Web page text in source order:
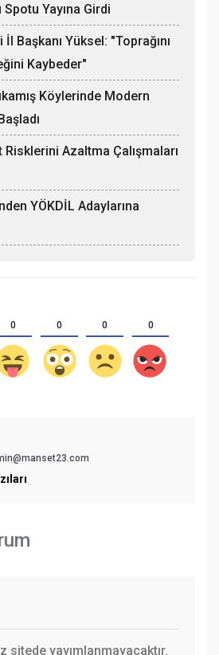
Yayına Girdi
Başkanı Yüksel: "Toprağını
Kaybeder"
Köylerinde Modern
Risklerini Azaltma Çalışmaları
YÖKDİL Adaylarına
0 0 0 0
sitede yayımlanmayacaktır.